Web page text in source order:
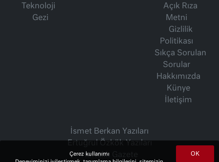
Teknoloji
Gezi
Açık Rıza
Metni
Gizlilik
Politikası
Sıkça Sorulan
Sorular
Hakkımızda
Künye
İletişim
İsmet Berkan Yazıları
Haftalık Gazete
OK
Çerez kullanımı